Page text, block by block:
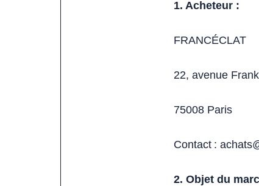
1. Acheteur :
FRANCÉCLAT
22, avenue
75008 Paris
Contact :
2. Objet du